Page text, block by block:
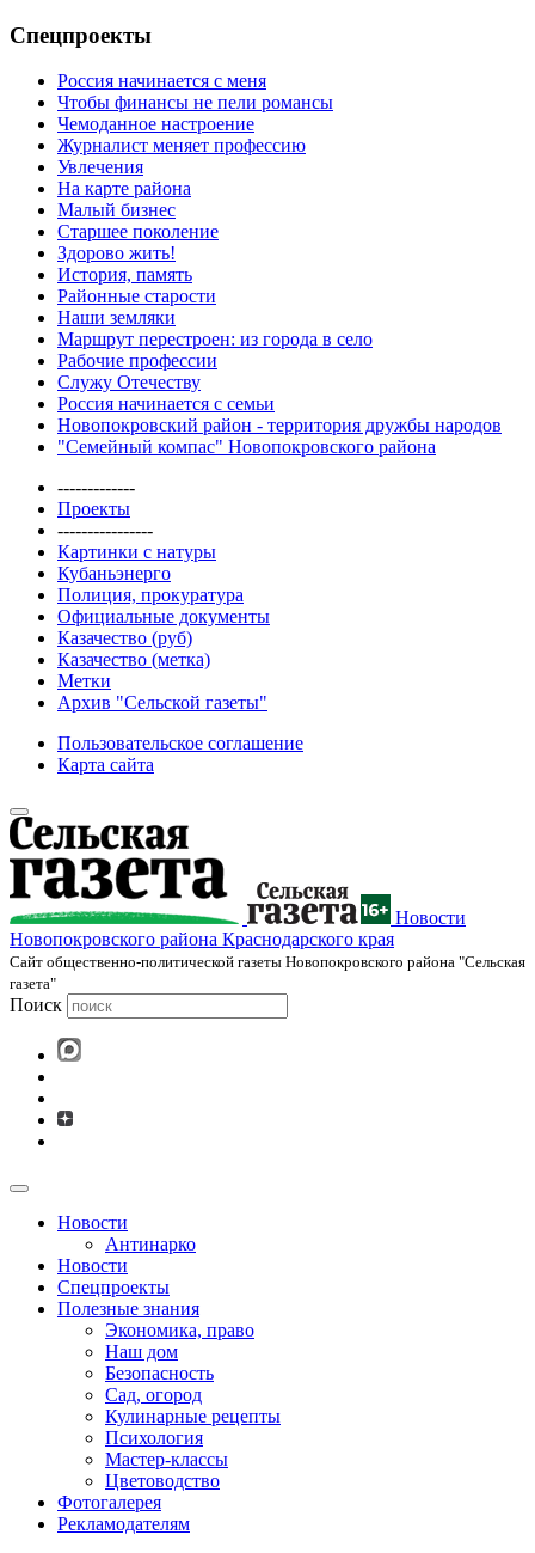
Спецпроекты
Россия начинается с меня
Чтобы финансы не пели романсы
Чемоданное настроение
Журналист меняет профессию
Увлечения
На карте района
Малый бизнес
Старшее поколение
Здорово жить!
История, память
Районные старости
Наши земляки
Маршрут перестроен: из города в село
Рабочие профессии
Служу Отечеству
Россия начинается с семьи
Новопокровский район - территория дружбы народов
"Семейный компас" Новопокровского района
-------------
Проекты
----------------
Картинки с натуры
Кубаньэнерго
Полиция, прокуратура
Официальные документы
Казачество (руб)
Казачество (метка)
Метки
Архив "Сельской газеты"
Пользовательское соглашение
Карта сайта
Новости
Новопокровского района Краснодарского края
Cайт общественно-политической газеты Новопокровского района "Сельская
газета"
Поиск
Новости
Антинарко
Новости
Спецпроекты
Полезные знания
Экономика, право
Наш дом
Безопасность
Сад, огород
Кулинарные рецепты
Психология
Мастер-классы
Цветоводство
Фотогалерея
Рекламодателям